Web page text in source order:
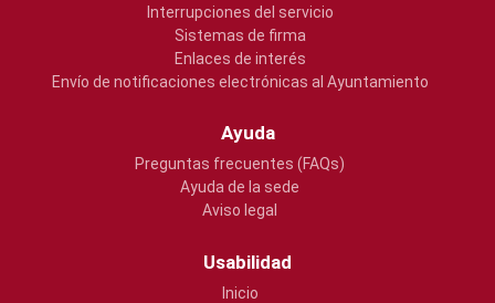
Interrupciones del servicio
Sistemas de firma
Enlaces de interés
Envío de notificaciones electrónicas al Ayuntamiento
Ayuda
Preguntas frecuentes (FAQs)
Ayuda de la sede
Aviso legal
Usabilidad
Inicio